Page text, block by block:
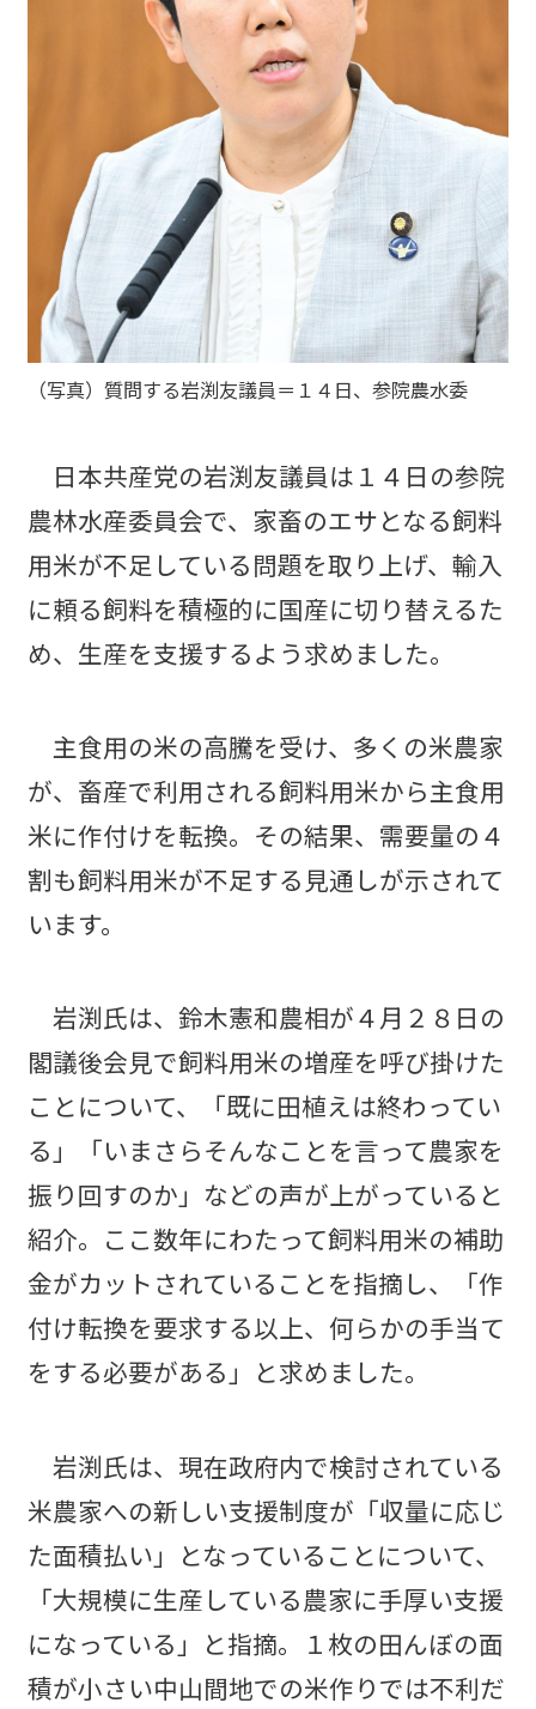
（写真）質問する岩渕友議員＝１４日、参院農水委
日本共産党の岩渕友議員は１４日の参院
農林水産委員会で、家畜のエサとなる飼料
用米が不足している問題を取り上げ、輸入
に頼る飼料を積極的に国産に切り替えるた
め、生産を支援するよう求めました。
主食用の米の高騰を受け、多くの米農家
が、畜産で利用される飼料用米から主食用
米に作付けを転換。その結果、需要量の４
割も飼料用米が不足する見通しが示されて
います。
岩渕氏は、鈴木憲和農相が４月２８日の
閣議後会見で飼料用米の増産を呼び掛けた
ことについて、「既に田植えは終わってい
る」「いまさらそんなことを言って農家を
振り回すのか」などの声が上がっていると
紹介。ここ数年にわたって飼料用米の補助
金がカットされていることを指摘し、「作
付け転換を要求する以上、何らかの手当て
をする必要がある」と求めました。
岩渕氏は、現在政府内で検討されている
米農家への新しい支援制度が「収量に応じ
た面積払い」となっていることについて、
「大規模に生産している農家に手厚い支援
になっている」と指摘。１枚の田んぼの面
積が小さい中山間地での米作りでは不利だ